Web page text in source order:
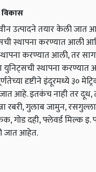
विकास
उत्पादने तयार केली जात
स्थापना करण्यात आली
करण्यात आली, तर
युनिट्सची स्थापना
दृष्टीने इंदूरमध्ये ३०
आहे. इतकंच नाही तर दूध,
रबरी, गुलाब जामुन,
गोड दही, फ्लेवर्ड मिल्क इ.
जात आहेत.